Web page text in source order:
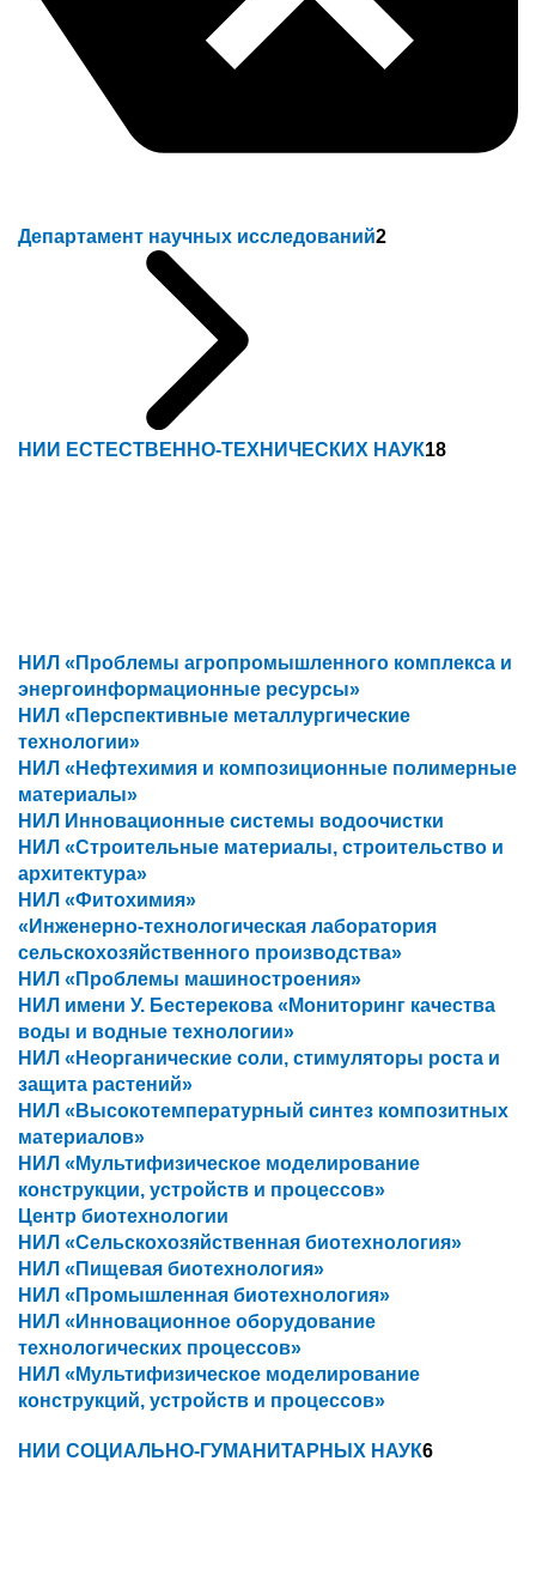
Департамент научных исследований2
НИИ ЕСТЕСТВЕННО-ТЕХНИЧЕСКИХ НАУК18
НИЛ «Проблемы агропромышленного комплекса и
энергоинформационные ресурсы»
НИЛ «Перспективные металлургические
технологии»
НИЛ «Нефтехимия и композиционные полимерные
материалы»
НИЛ Инновационные системы водоочистки
НИЛ «Строительные материалы, строительство и
архитектура»
НИЛ «Фитохимия»
«Инженерно-технологическая лаборатория
сельскохозяйственного производства»
НИЛ «Проблемы машиностроения»
НИЛ имени У. Бестерекова «Мониторинг качества
воды и водные технологии»
НИЛ «Неорганические соли, стимуляторы роста и
защита растений»
НИЛ «Высокотемпературный синтез композитных
материалов»
НИЛ «Мультифизическое моделирование
конструкции, устройств и процессов»
Центр биотехнологии
НИЛ «Сельскохозяйственная биотехнология»
НИЛ «Пищевая биотехнология»
НИЛ «Промышленная биотехнология»
НИЛ «Инновационное оборудование
технологических процессов»
НИЛ «Мультифизическое моделирование
конструкций, устройств и процессов»
НИИ СОЦИАЛЬНО-ГУМАНИТАРНЫХ НАУК6